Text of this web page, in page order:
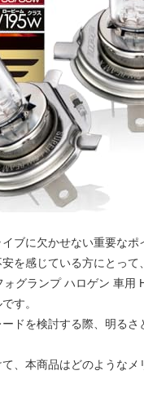
ブに欠かせない重要なポ
を感じている方にとって
グランプ ハロゲン 車
す。
ドを検討する際、明る
、本商品はどのようなメ